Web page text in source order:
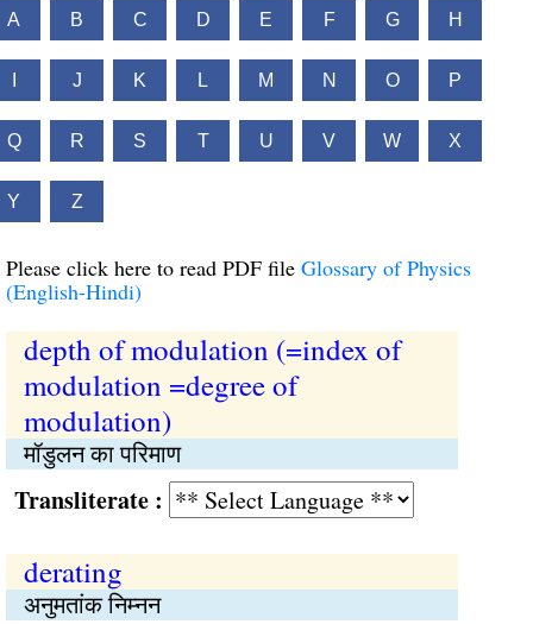
A B C D E F G H
J K L M N O P
Q R S T U V W X
Y Z
Please click here to read PDF file Glossary of Physics
(English-Hindi)
depth of modulation (=index of
modulation =degree of
modulation)
मॉडुलन का परिमाण
:
derating
अनुमतांक निम्नन